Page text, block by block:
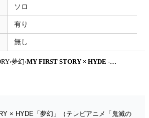
ソロ
有り
無し
›夢幻› MY FIRST STORY × HYDE - 箏譜 夢幻（ソロ・簡易バージョン） (テレビアニメ「鬼滅の刃」柱稽古編オープニング主題歌) by 織姫
× HYDE「夢幻」（テレビアニメ「鬼滅の